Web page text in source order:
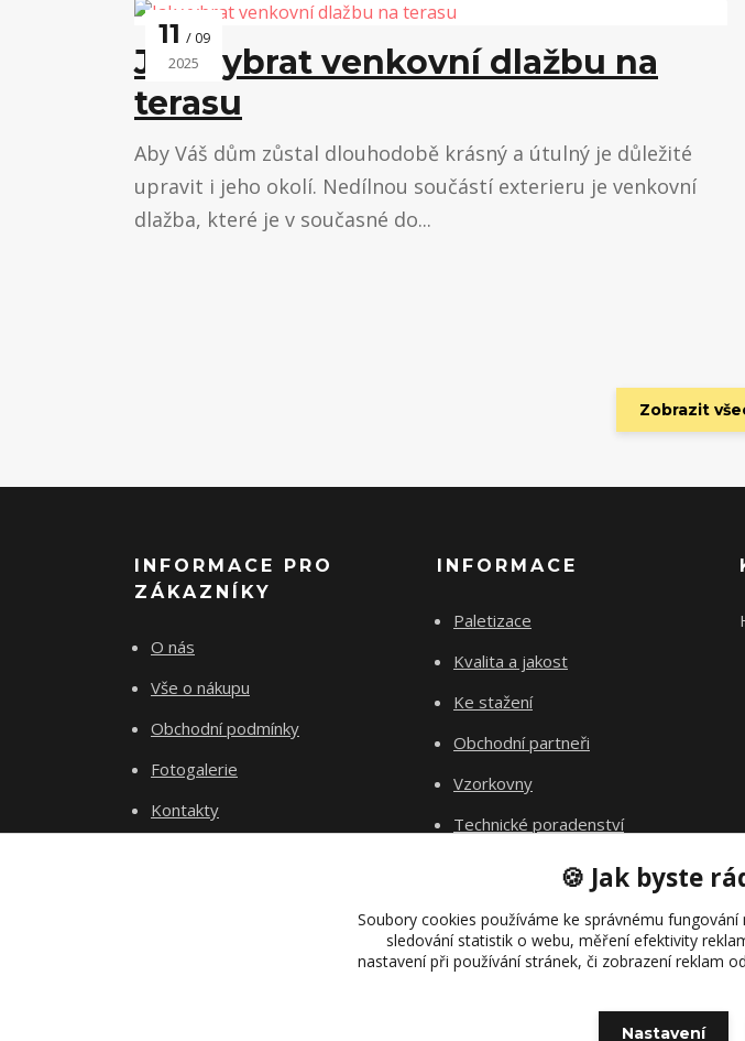
11 09
2025
Jak vybrat venkovní dlažbu na
terasu
Aby Váš dům zůstal dlouhodobě krásný a útulný je důležité
upravit i jeho okolí. Nedílnou součástí exterieru je venkovní
dlažba, které je v současné do...
Zobrazit
INFORMACE PRO
ZÁKAZNÍKY
O nás
Vše o nákupu
Obchodní podmínky
Fotogalerie
Kontakty
INFORMACE
Paletizace
Kvalita a jakost
Ke stažení
Obchodní partneři
Vzorkovny
Technické poradenství
🍪 Jak byste
Soubory cookies používáme ke správnému
sledování statistik o webu, měření efektivity
nastavení při používání stránek, či zobrazení reklam
Nastavení